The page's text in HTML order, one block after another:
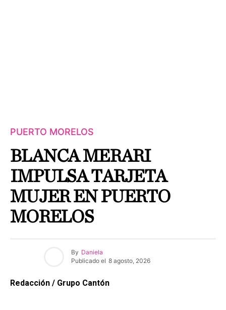
PUERTO MORELOS
BLANCA MERARI
IMPULSA TARJETA
MUJER EN PUERTO
MORELOS
By Daniela
Publicado el 8 agosto, 2026
Redacción / Grupo Cantón